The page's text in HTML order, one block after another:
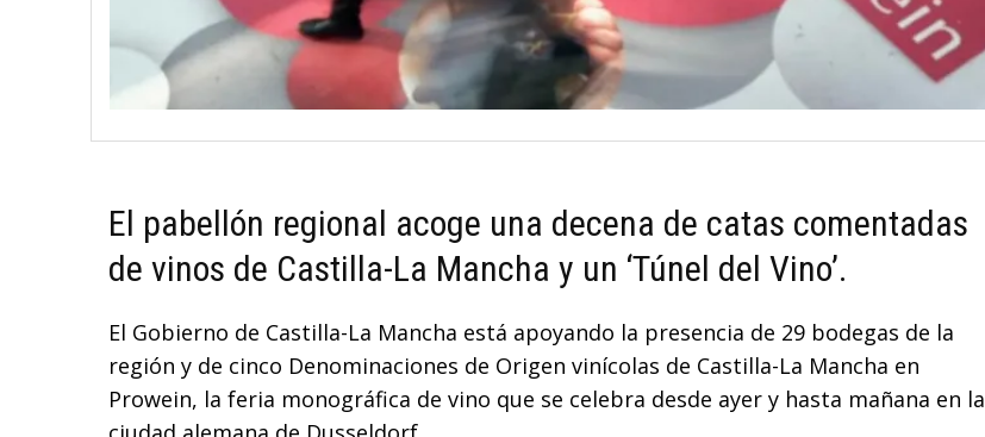
El pabellón regional acoge una decena de catas comentadas
de vinos de Castilla-La Mancha y un ‘Túnel del Vino’.
El Gobierno de Castilla-La Mancha está apoyando la presencia de 29 bodegas de la
región y de cinco Denominaciones de Origen vinícolas de Castilla-La Mancha en
Prowein, la feria monográfica de vino que se celebra desde ayer y hasta mañana en la